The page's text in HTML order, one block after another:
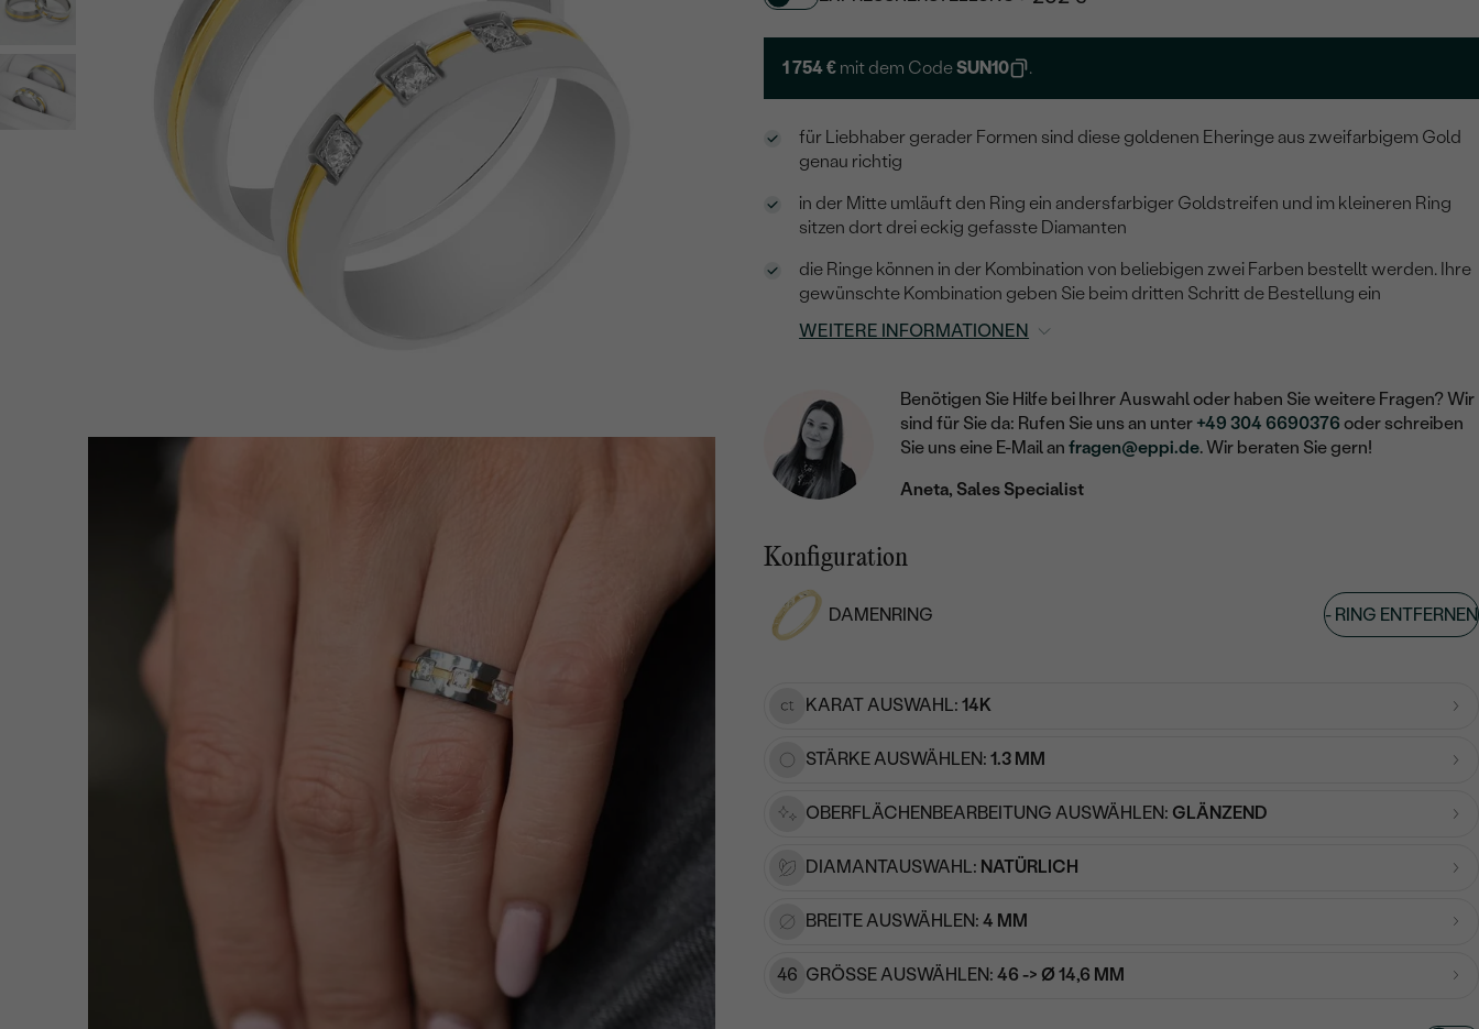
1 754 € mit dem CodeSUN10 .
für Liebhaber gerader Formen sind diese goldenen Eheringe aus zweifarbigem Gold
genau richtig
in der Mitte umläuft den Ring ein andersfarbiger Goldstreifen und im kleineren Ring
sitzen dort drei eckig gefasste Diamanten
die Ringe können in der Kombination von beliebigen zwei Farben bestellt werden. Ihre
gewünschte Kombination geben Sie beim dritten Schritt de Bestellung ein
WEITERE INFORMATIONEN
Benötigen Sie Hilfe bei Ihrer Auswahl oder haben Sie weitere Fragen? Wir
sind für Sie da: Rufen Sie uns an unter +49 304 6690376 oder schreiben
Sie uns eine E-Mail anfragen@eppi.de. Wir beraten Sie gern!
Aneta, Sales Specialist
Konfiguration
DAMENRING -RING ENTFERNEN
KARAT AUSWAHL: 14K
STÄRKE AUSWÄHLEN: 1.3 MM
OBERFLÄCHENBEARBEITUNG AUSWÄHLEN: GLÄNZEND
DIAMANTAUSWAHL: NATÜRLICH
BREITE AUSWÄHLEN: 4 MM
46 GRÖSSE AUSWÄHLEN: 46 -> Ø 14,6 MM